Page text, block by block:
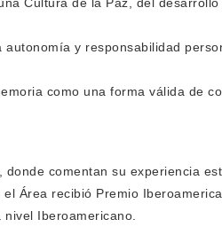
autonomía y responsabilidad
como una forma válida de
comentan su experiencia
Área recibió Premio
Iberoamericano.